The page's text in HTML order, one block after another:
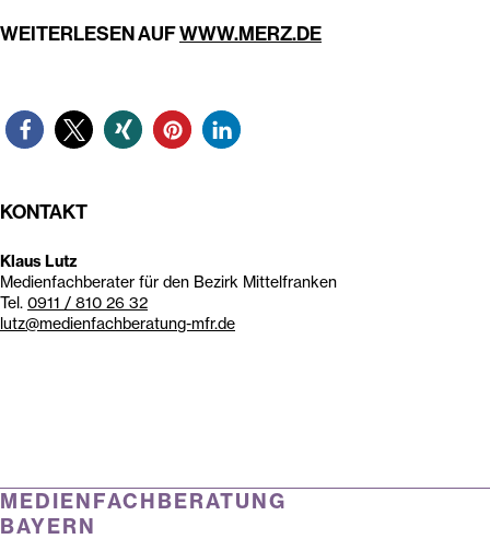
WEITERLESEN AUFWWW.MERZ.DE
KONTAKT
Klaus Lutz
Medienfachberater für den Bezirk Mittelfranken
Tel. 0911 / 810 26 32
lutz@medienfachberatung-mfr.de
MEDIENFACHBERATUNG
BAYERN